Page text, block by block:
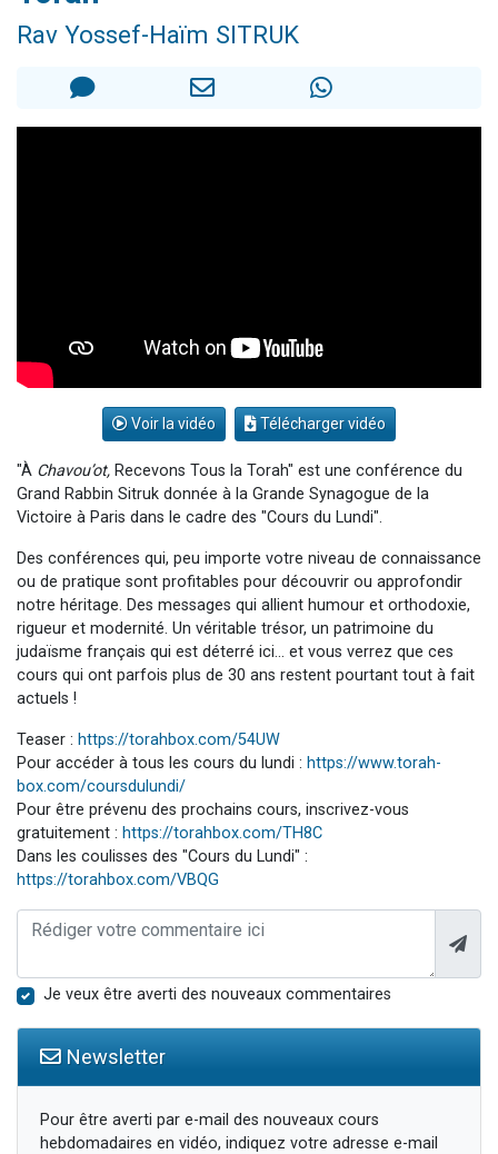
Rav Yossef-Haïm SITRUK
Voir la vidéo Télécharger vidéo
"À Chavou’ot, Recevons Tous la Torah" est une conférence du
Grand Rabbin Sitruk donnée à la Grande Synagogue de la
Victoire à Paris dans le cadre des "Cours du Lundi".
Des conférences qui, peu importe votre niveau de connaissance
ou de pratique sont profitables pour découvrir ou approfondir
notre héritage. Des messages qui allient humour et orthodoxie,
rigueur et modernité. Un véritable trésor, un patrimoine du
judaïsme français qui est déterré ici… et vous verrez que ces
cours qui ont parfois plus de 30 ans restent pourtant tout à fait
actuels !
Teaser : https://torahbox.com/54UW
Pour accéder à tous les cours du lundi : https://www.torah-
box.com/coursdulundi/
Pour être prévenu des prochains cours, inscrivez-vous
gratuitement : https://torahbox.com/TH8C
Dans les coulisses des "Cours du Lundi" :
https://torahbox.com/VBQG
Je veux être averti des nouveaux commentaires
Newsletter
Pour être averti par e-mail des nouveaux cours
hebdomadaires en vidéo, indiquez votre adresse e-mail